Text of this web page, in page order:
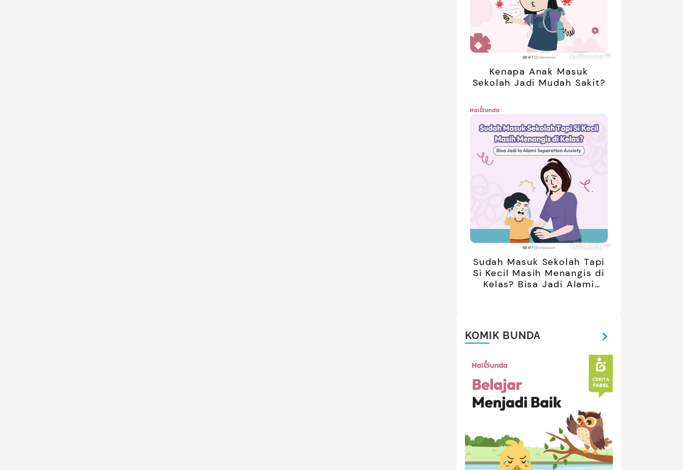
Kenapa Anak Masuk
Sekolah Jadi Mudah Sakit?
Sudah Masuk Sekolah Tapi
Si Kecil Masih Menangis di
Kelas? Bisa Jadi Alami
KOMIK BUNDA